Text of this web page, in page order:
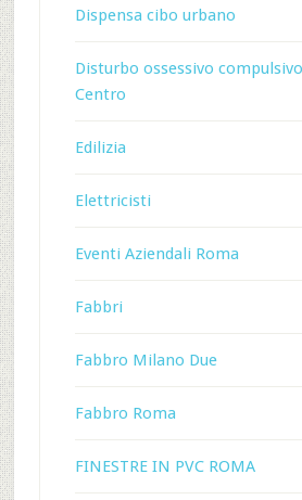
Dispensa cibo urbano
Disturbo ossessivo
Centro
Edilizia
Elettricisti
Eventi Aziendali Roma
Fabbri
Fabbro Milano Due
Fabbro Roma
FINESTRE IN PVC ROMA